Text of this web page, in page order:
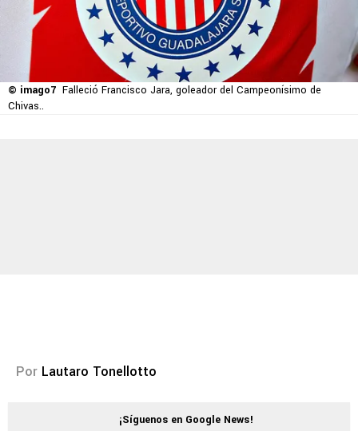
© imago7 Falleció Francisco Jara, goleador del Campeonísimo de
Chivas..
Por Lautaro Tonellotto
¡Síguenos en Google News!